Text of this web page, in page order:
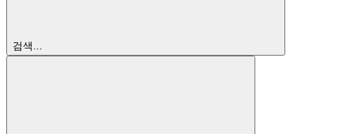
검색...